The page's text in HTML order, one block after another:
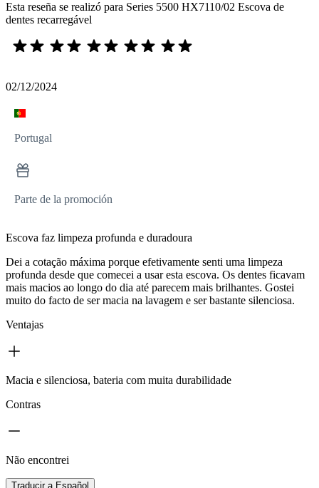
Esta reseña se realizó para Series 5500 HX7110/02 Escova de
dentes recarregável
02/12/2024
Portugal
Parte de la promoción
Escova faz limpeza profunda e duradoura
Dei a cotação máxima porque efetivamente senti uma limpeza
profunda desde que comecei a usar esta escova. Os dentes ficavam
mais macios ao longo do dia até parecem mais brilhantes. Gostei
muito do facto de ser macia na lavagem e ser bastante silenciosa.
Ventajas
Macia e silenciosa, bateria com muita durabilidade
Contras
Não encontrei
Traducir a Español